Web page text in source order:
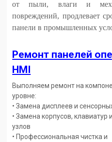
от пыли, влаги и
повреждений, продлевает
панели в промышленных
Ремонт панелей
HMI
Выполняем ремонт на
уровне:
• Замена дисплеев и
• Замена корпусов, клавиатур
узлов
• Профессиональная чистка и